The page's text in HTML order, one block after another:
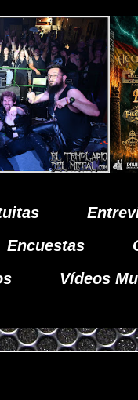
Encuestas
Vídeos